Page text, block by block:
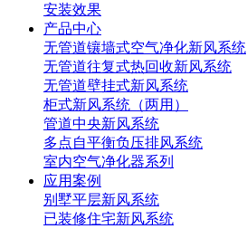
安装效果
产品中心
无管道镶墙式空气净化新风系统
无管道往复式热回收新风系统
无管道壁挂式新风系统
柜式新风系统（两用）
管道中央新风系统
多点自平衡负压排风系统
室内空气净化器系列
应用案例
别墅平层新风系统
已装修住宅新风系统